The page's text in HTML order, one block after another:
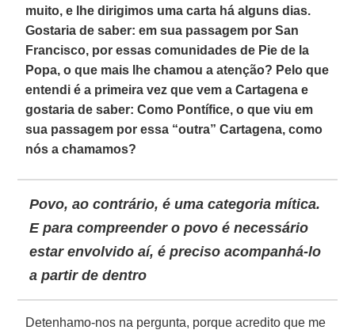
muito, e lhe dirigimos uma carta há alguns dias.
Gostaria de saber: em sua passagem por San
Francisco, por essas comunidades de Pie de la
Popa, o que mais lhe chamou a atenção? Pelo que
entendi é a primeira vez que vem a Cartagena e
gostaria de saber: Como Pontífice, o que viu em
sua passagem por essa “outra” Cartagena, como
nós a chamamos?
Povo, ao contrário, é uma categoria mítica.
E para compreender o povo é necessário
estar envolvido aí, é preciso acompanhá-lo
a partir de dentro
Detenhamo-nos na pergunta, porque acredito que me